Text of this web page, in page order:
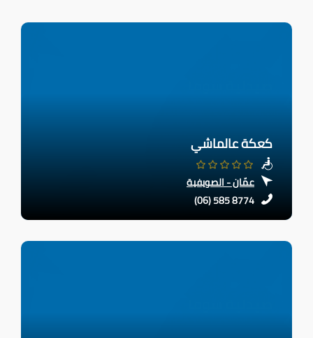
كعكة عالماشي
عمّان - الصويفية
(06) 585 8774